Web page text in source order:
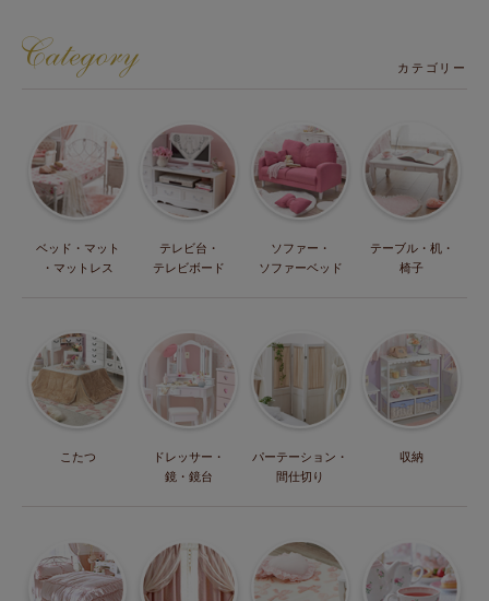
カテゴリー
ベッド・マット
・マットレス
テレビ台・
テレビボード
ソファー・
ソファーベッド
テーブル・机・
椅子
こたつ
ドレッサー・
鏡・鏡台
パーテーション・
間仕切り
収納